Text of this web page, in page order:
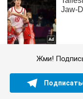
Жми!